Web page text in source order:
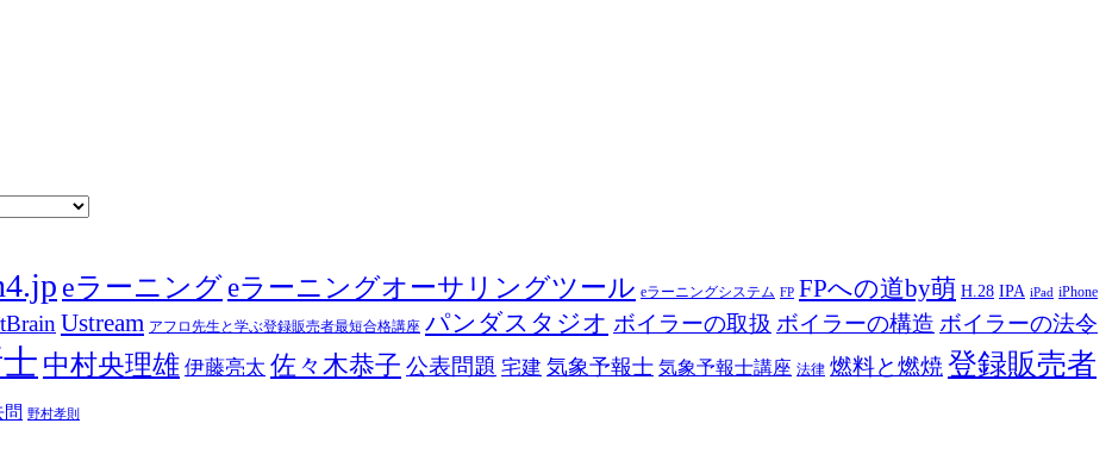
eラーニング eラーニングオーサリングツール eラーニングシステム FP FPへの道by萌 H.28 IPA iPad iPhone
Ustream アフロ先生と学ぶ登録販売者最短合格講座 パンダスタジオ ボイラーの取扱 ボイラーの構造 ボイラーの法令
中村央理雄 伊藤亮太 佐々木恭子 公表問題 宅建 気象予報士 気象予報士講座 法律 燃料と燃焼 登録販売者
野村孝則